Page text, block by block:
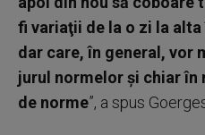
fi variaţii de la o zi la
dar care, în general, vor
jurul normelor şi chiar în
de norme”, a spus